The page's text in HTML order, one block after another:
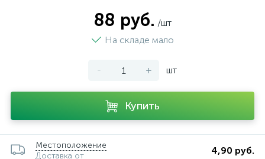
88 руб. /шт
На складе мало
- + шт
Купить
Местоположение
Доставка от
4,90 руб.